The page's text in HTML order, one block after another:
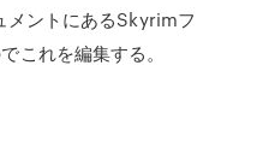
ントにあるSkyrimフ
これを編集する。